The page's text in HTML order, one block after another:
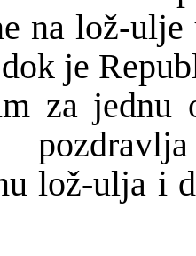
na lož-ulje
je
za jednu
lož-ulja i